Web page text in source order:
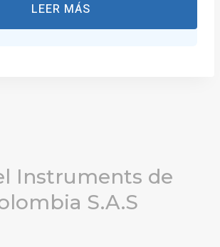
LEER MÁS
Instruments de
S.A.S